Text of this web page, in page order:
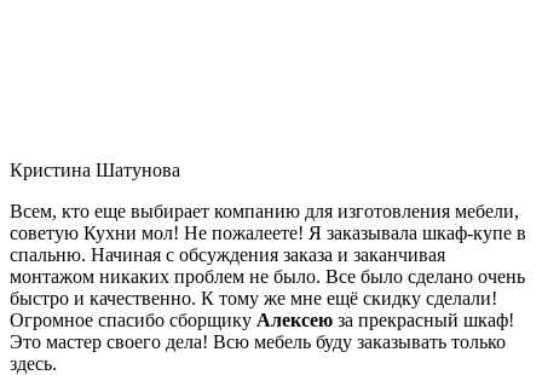
Кристина Шатунова
Всем, кто еще выбирает компанию для изготовления мебели,
советую Кухни мол! Не пожалеете! Я заказывала шкаф-купе в
спальню. Начиная с обсуждения заказа и заканчивая
монтажом никаких проблем не было. Все было сделано очень
быстро и качественно. К тому же мне ещё скидку сделали!
Огромное спасибо сборщику Алексею за прекрасный шкаф!
Это мастер своего дела! Всю мебель буду заказывать только
здесь.